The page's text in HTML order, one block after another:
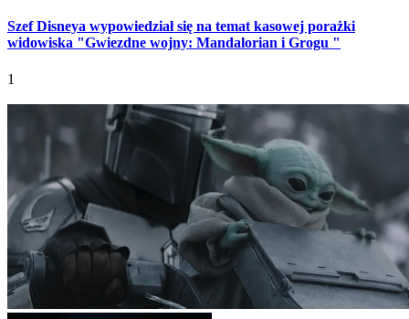
Szef Disneya wypowiedział się na temat kasowej porażki
widowiska "Gwiezdne wojny: Mandalorian i Grogu "
1